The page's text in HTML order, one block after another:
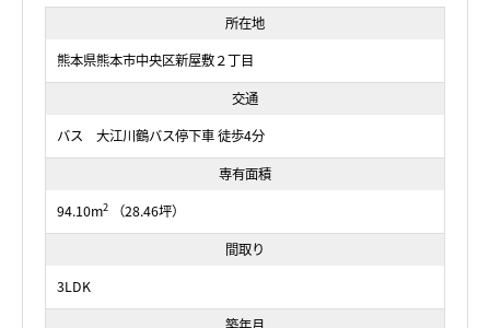
所在地
熊本県熊本市中央区新屋敷２丁目
交通
バス 大江川鶴バス停下車 徒歩4分
専有面積
94.10m2
（28.46坪）
間取り
3LDK